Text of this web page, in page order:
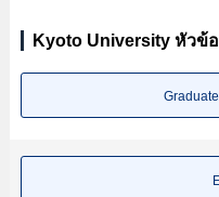
คนที่ผ่านการสอบคัดเลือกเป็นต้น,แ
ขอเชิญใช้บริการค้นหาข้อมูลตามอัธ
Kyoto University หัวข้